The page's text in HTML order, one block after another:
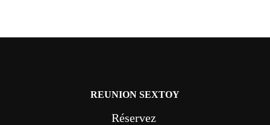
REUNION SEXTOY
Réservez